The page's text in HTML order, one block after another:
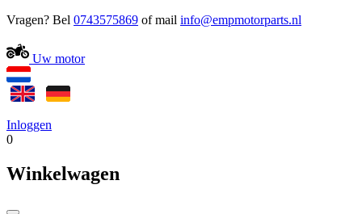
Vragen? Bel 0743575869 of mail
Uw motor
Inloggen
0
Winkelwagen